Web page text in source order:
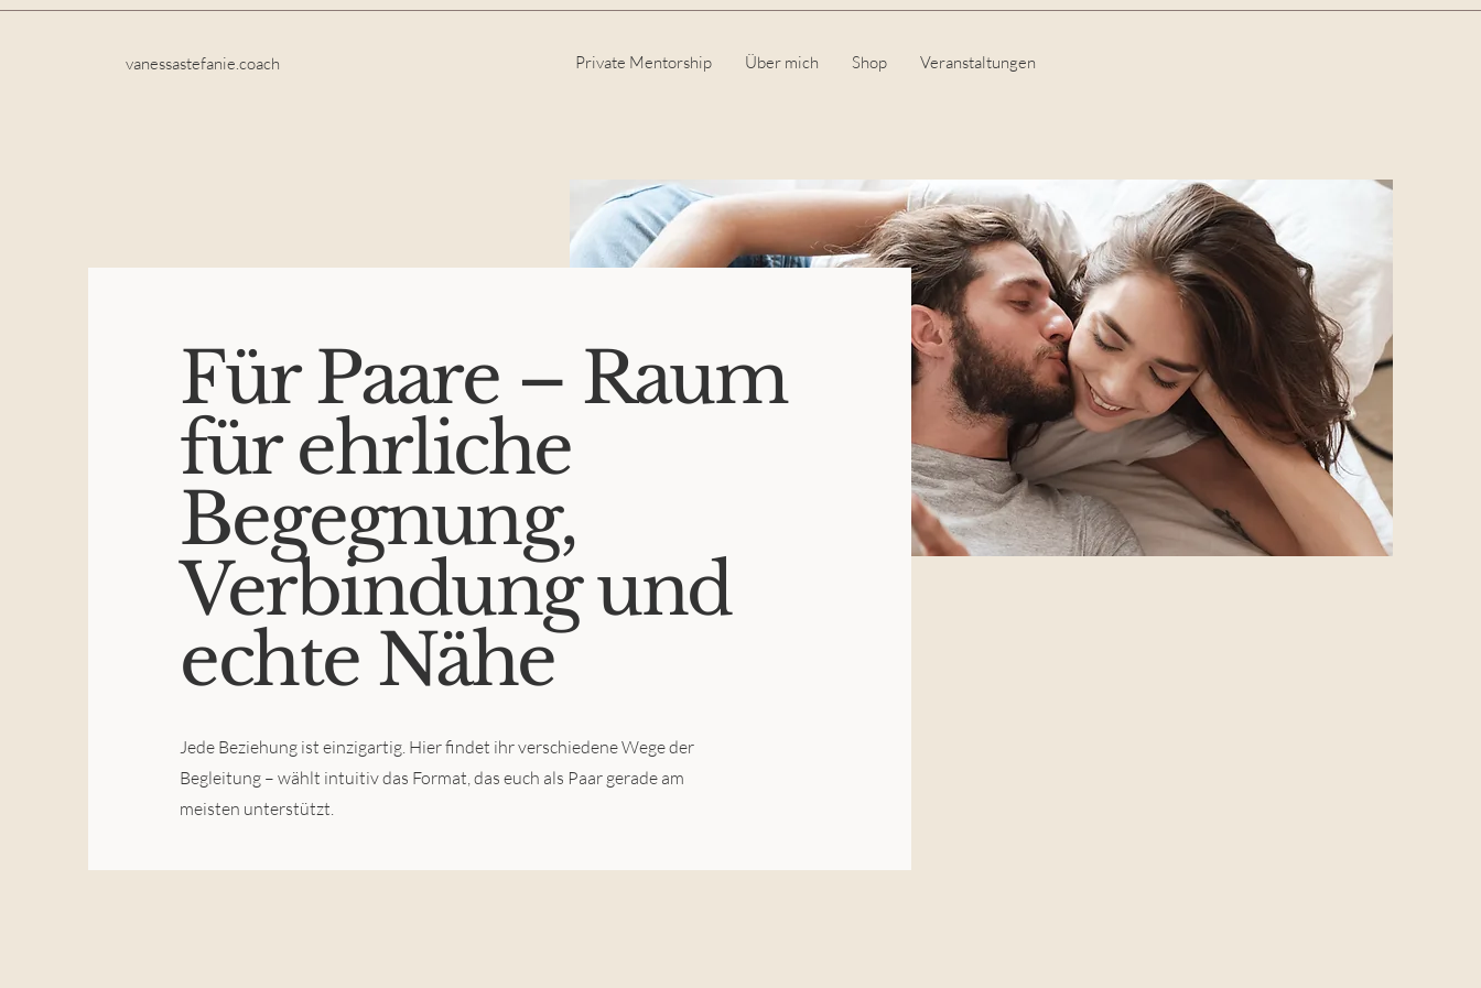
vanessastefanie.coach Private Mentorship Über mich Shop Veranstaltungen
Für Paare – Raum
für ehrliche
Begegnung,
Verbindung und
echte Nähe
Jede Beziehung ist einzigartig. Hier findet ihr verschiedene Wege der
Begleitung – wählt intuitiv das Format, das euch als Paar gerade am
meisten unterstützt.